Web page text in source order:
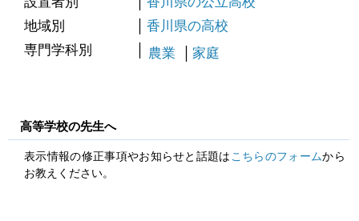
地域別
香川県の高校
専門学科別
農業 家庭
高等学校の先生へ
表示情報の修正事項やお知らせと話題は こちらのフォームから
お教えください。